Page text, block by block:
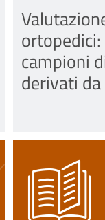
campioni
derivati